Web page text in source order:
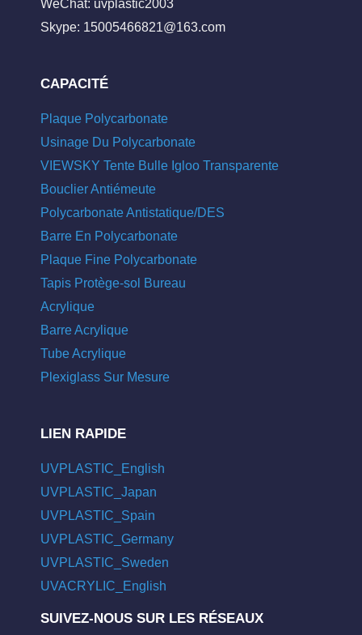
WeChat: uvplastic2003
Skype: 15005466821@163.com
CAPACITÉ
Plaque Polycarbonate
Usinage Du Polycarbonate
VIEWSKY Tente Bulle Igloo Transparente
Bouclier Antiémeute
Polycarbonate Antistatique/DES
Barre En Polycarbonate
Plaque Fine Polycarbonate
Tapis Protège-sol Bureau
Acrylique
Barre Acrylique
Tube Acrylique
Plexiglass Sur Mesure
LIEN RAPIDE
UVPLASTIC_English
UVPLASTIC_Japan
UVPLASTIC_Spain
UVPLASTIC_Germany
UVPLASTIC_Sweden
UVACRYLIC_English
SUIVEZ-NOUS SUR LES RÉSEAUX